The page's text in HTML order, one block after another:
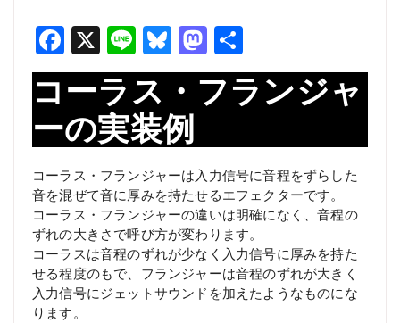
Facebook
X LineBluesky
Mastodon
有
コーラス・フランジャ
ーの実装例
コーラス・フランジャーは入力信号に音程をずらした
音を混ぜて音に厚みを持たせるエフェクターです。
コーラス・フランジャーの違いは明確になく、音程の
ずれの大きさで呼び方が変わります。
コーラスは音程のずれが少なく入力信号に厚みを持た
せる程度のもで、フランジャーは音程のずれが大きく
入力信号にジェットサウンドを加えたようなものにな
ります。